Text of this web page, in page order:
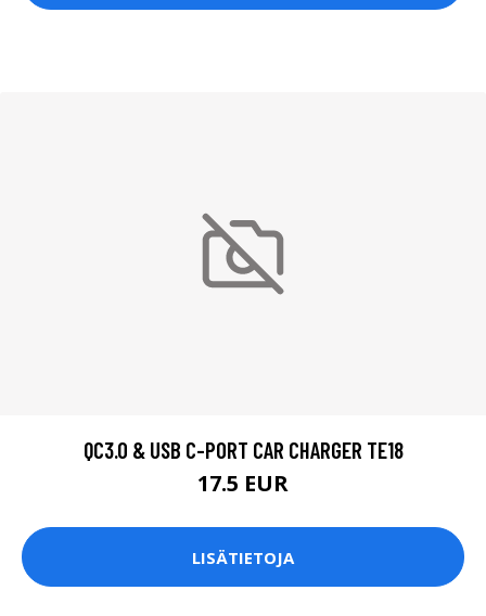
QC3.0 & USB C-PORT CAR CHARGER TE18
17.5 EUR
LISÄTIETOJA